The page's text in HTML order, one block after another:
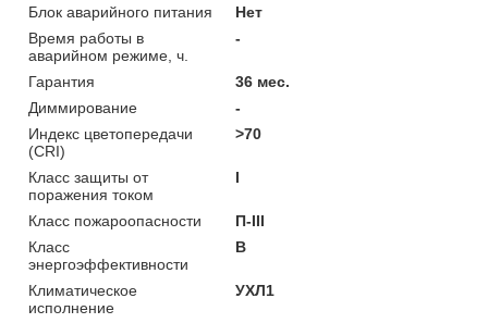
Блок аварийного питания
Нет
Время работы в
аварийном режиме, ч.
-
Гарантия
36 мес.
Диммирование
-
Индекс цветопередачи
(CRI)
>70
Класс защиты от
поражения током
I
Класс пожароопасности
П-ІІІ
Класс
энергоэффективности
B
Климатическое
исполнение
УХЛ1